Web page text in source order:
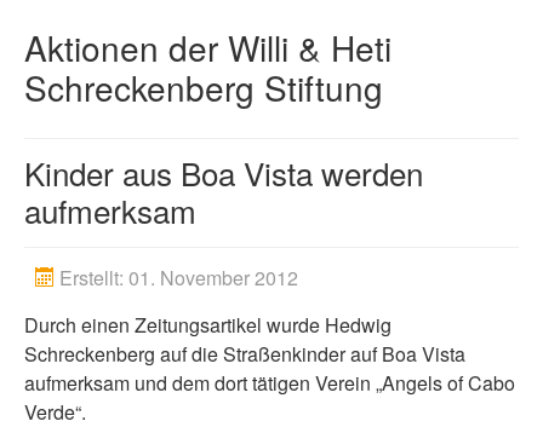
Artikel
Aktionen der Willi & Heti
Schreckenberg Stiftung
Kinder aus Boa Vista werden
aufmerksam
Erstellt: 01. November 2012
Durch einen Zeitungsartikel wurde Hedwig
Schreckenberg auf die Straßenkinder auf Boa Vista
aufmerksam und dem dort tätigen Verein „Angels of Cabo
Verde“.